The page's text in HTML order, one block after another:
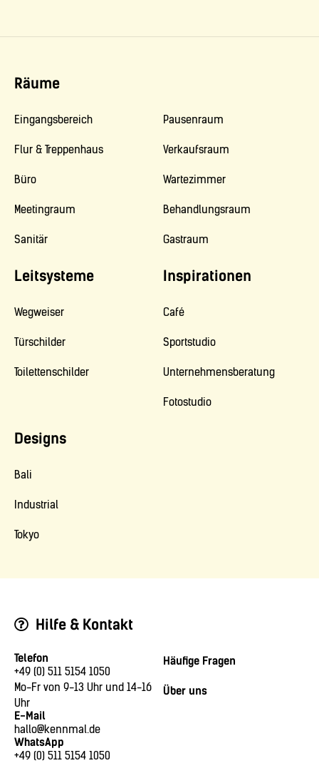
Räume
Leitsysteme
Designs
Inspirationen
Eingangsbereich
Flur & Treppenhaus
Büro
Meetingraum
Sanitär
Pausenraum
Verkaufsraum
Wartezimmer
Behandlungsraum
Gastraum
Wegweiser
Türschilder
Toilettenschilder
Bali
Industrial
Tokyo
Café
Sportstudio
Unternehmensberatung
Fotostudio
Hilfe & Kontakt
Telefon
+49 (0) 511 5154 1050
Mo-Fr von 9-13 Uhr und 14-16
Uhr
E-Mail
hallo@kennmal.de
WhatsApp
+49 (0) 511 5154 1050
Häufige Fragen
Über uns